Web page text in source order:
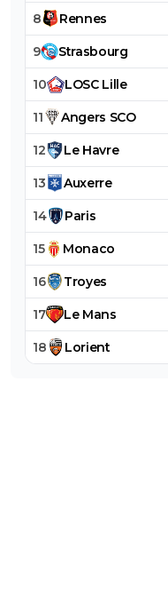
8 Rennes
9 Strasbourg
10 LOSC Lille
11 Angers SCO
12 Le Havre
13 Auxerre
14 Paris
15 Monaco
16 Troyes
17 Le Mans
18 Lorient